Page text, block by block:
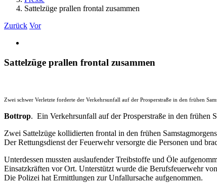
Sattelzüge prallen frontal zusammen
Zurück Vor
Sattelzüge prallen frontal zusammen
Zwei schwer Verletzte forderte der Verkehrsunfall auf der Prosperstraße in den frühen
Bottrop. Ein Verkehrsunfall auf der Prosperstraße in den frühen
Zwei Sattelzüge kollidierten frontal in den frühen
Der Rettungsdienst der Feuerwehr versorgte die Personen und
Unterdessen mussten auslaufender Treibstoffe und Öle
Einsatzkräften vor Ort. Unterstützt wurde die Berufsfeuerwehr
Die Polizei hat Ermittlungen zur Unfallursache aufgenommen.